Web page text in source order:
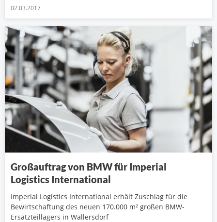
02.03.2017
Großauftrag von BMW für Imperial
Logistics International
Imperial Logistics International erhält Zuschlag für die
Bewirtschaftung des neuen 170.000 m² großen BMW-
Ersatzteillagers in Wallersdorf